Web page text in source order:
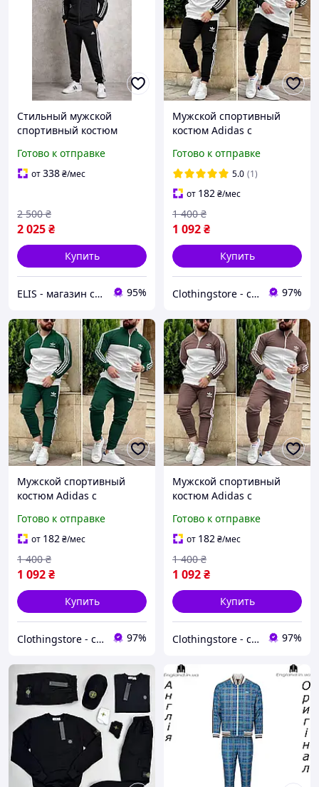
Стильный мужской
спортивный костюм
Готово к отправке
от338₴/мес
2 025₴
2 500 ₴
Купить
ELIS - магазин спортивной одежды 95%
Мужской спортивный
костюм Adidas с
спортивный костюм
Адидас на молнии
Готово к отправке
5.0 (1)
от 182₴/мес
1 092₴
1 400 ₴
Купить
Сlothingstore - стиль та комфорт. 97%
Мужской спортивный
костюм Adidas с
спортивный костюм
Адидас на молнии 7
цветов
Готово к отправке
от 182₴/мес
1 092₴
1 400 ₴
Купить
Сlothingstore - стиль та комфорт. 97%
Мужской спортивный
костюм Adidas с
Стильный спортивный
костюм Адидас 7 цветов
Готово к отправке
от 182₴/мес
1 092₴
1 400 ₴
Купить
Сlothingstore - стиль та комфорт. 97%